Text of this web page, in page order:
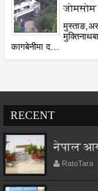
जोमसोम
कागबेनीमा द...
RECENT
नेपाल
RatoTara